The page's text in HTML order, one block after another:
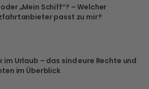
„Mein Schiff“? – Welcher
passt zu mir?
im Urlaub – das sind eure Rechte und
im Überblick